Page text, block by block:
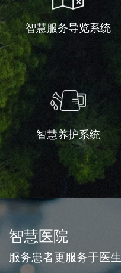
智慧服务导览系统
智慧养护系统
智慧医院
服务患者更服务于医生